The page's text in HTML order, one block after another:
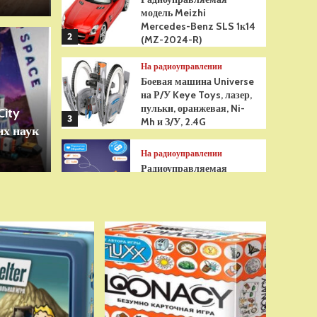
Гуджитсу
Паук Водная
наук
2
модель Meizhi
Mercedes-Benz SLS 1к14
(MZ-2024-R)
3
На радиоуправлении
Боевая машина Universe
на Р/У Keye Toys, лазер,
пульки, оранжевая, Ni-
Mh и З/У, 2.4G
На радиоуправлении
Радиоуправляемая
На радиоуправлении
Р/У танк Taigen 1/16
Panzerkampfwagen III
(Германия) HC (для ИК
танкового боя) V3 2.4G
RTR, TG3848-1HC-IR3.0